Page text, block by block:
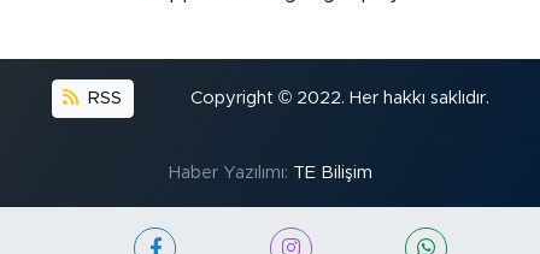
RSS Copyright © 2022. Her hakkı saklıdır.
Haber Yazılımı: TE Bilişim